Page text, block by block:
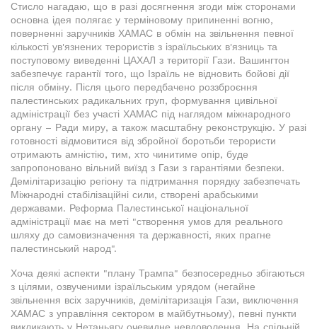
Стисло нагадаю, що в разі досягнення згоди між сторонами
основна ідея полягає у терміновому припиненні вогню,
поверненні заручників ХАМАС в обмін на звільнення певної
кількості ув'язнених терористів з ізраїльських в'язниць та
поступовому виведенні ЦАХАЛ з території Гази. Вашингтон
забезпечує гарантії того, що Ізраїль не відновить бойові дії
після обміну. Після цього передбачено роззброєння
палестинських радикальних груп, формування цивільної
адміністрації без участі ХАМАС під наглядом міжнародного
органу – Ради миру, а також масштабну реконструкцію. У разі
готовності відмовитися від збройної боротьби терористи
отримають амністію, тим, хто чинитиме опір, буде
запропоновано вільний виїзд з Гази з гарантіями безпеки.
Демілітаризацію регіону та підтримання порядку забезпечать
Міжнародні стабілізаційні сили, створені арабськими
державами. Реформа Палестинської національної
адміністрації має на меті "створення умов для реального
шляху до самовизначення та державності, яких прагне
палестинський народ".
Хоча деякі аспекти "плану Трампа" безпосередньо збігаються
з цілями, озвученими ізраїльським урядом (негайне
звільнення всіх заручників, демілітаризація Гази, виключення
ХАМАС з управління сектором в майбутньому), певні пункти